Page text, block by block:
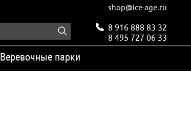
shop@ice-age.ru
8 916 888 83 32
8 495 727 06 33
Веревочные парки